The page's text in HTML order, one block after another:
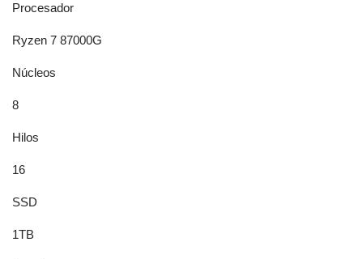
Procesador
Ryzen 7 87000G
Núcleos
8
Hilos
16
SSD
1TB